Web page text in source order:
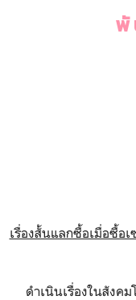
พั
เรื่องสั้นแลกซื้อเมื่อซื้อ
ดำเนินเรื่องในสังค